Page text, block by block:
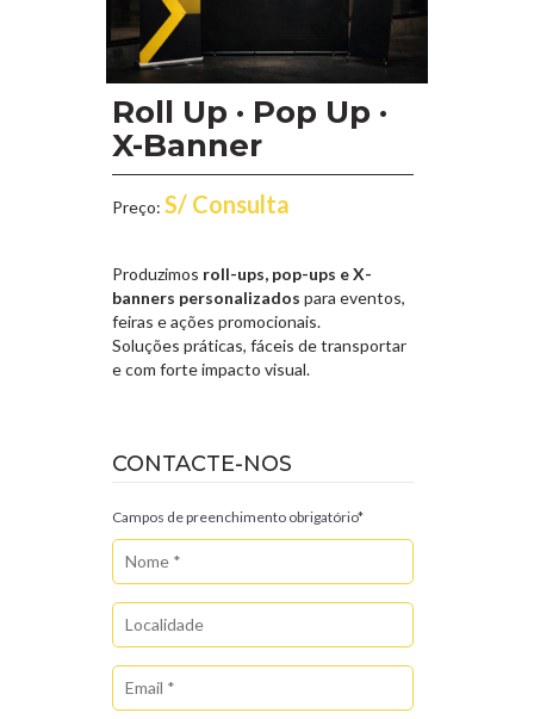
Roll Up · Pop Up ·
X-Banner
Preço: S/ Consulta
Produzimos roll-ups, pop-ups e X-
banners personalizados para eventos,
feiras e ações promocionais.
Soluções práticas, fáceis de transportar
e com forte impacto visual.
CONTACTE-NOS
Campos de preenchimento obrigatório*